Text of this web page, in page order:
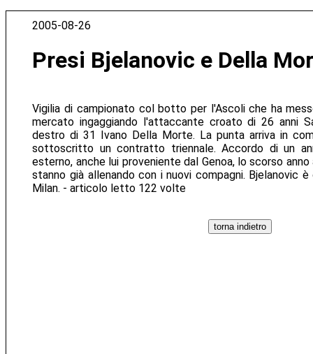
2005-08-26
Presi Bjelanovic e Della
Vigilia di campionato col botto per l'Ascoli che ha
mercato ingaggiando l'attaccante croato di 26 anni
destro di 31 Ivano Della Morte. La punta arriva in
sottoscritto un contratto triennale. Accordo di un
esterno, anche lui proveniente dal Genoa, lo scorso
stanno già allenando con i nuovi compagni. Bjelanovic
Milan. - articolo letto 122 volte